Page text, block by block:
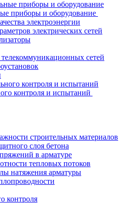
приборы и оборудование
электроэнергии
электрических сетей
сетей
контроля и испытаний
строительных материалов
слоя бетона
в арматуре
тепловых потоков
натяжения арматуры